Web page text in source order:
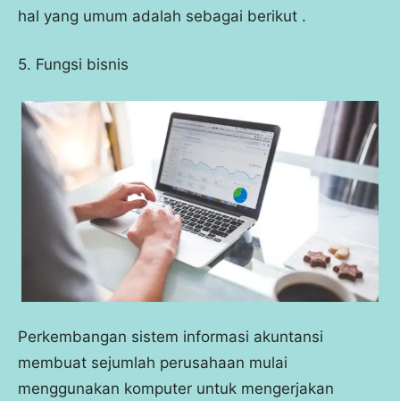
hal yang umum adalah sebagai berikut .
5. Fungsi bisnis
Perkembangan sistem informasi akuntansi
membuat sejumlah perusahaan mulai
menggunakan komputer untuk mengerjakan